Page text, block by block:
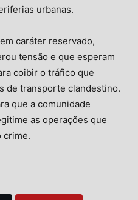
urbanas.
caráter reservado,
tensão e que esperam
coibir o tráfico que
de transporte clandestino.
que a comunidade
as operações que
crime.